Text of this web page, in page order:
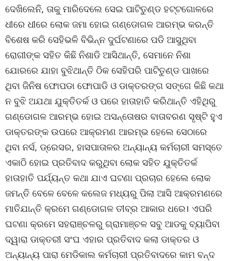
ଦେଖିଲେନି, ତାକୁ ମାରିଦେଲେ ସେଇ ପାଟିତୁଣ୍ଡ ହଟ୍ଟଗୋଳରେ
ଧୀରେ ଧୀରେ ଲୋକ ଜମା ହୋଇ ଗଣ୍ଡୋଗଳ ଆରମ୍ଭ କରନ୍ତି
ବିଶେଷ କରି ସେହିଭଳି ବିଭିନ୍ନ ଦୁର୍ଘଟଣାରେ ପଡି ଆସୁଥିବା
ରୋଗୀଙ୍କ ସହିତ କିଛି ନିଶାଡି ଆସିଥାନ୍ତି, ସେମାନେ ନିଶା
ଯୋରରେ ଯାହା ବୁଝିଥାନ୍ତି ଠିକ ସେହିପରି ପାଟିତୁଣ୍ଡ ପାଖରେ
ଥିବା ଜିନିଷ ଫୋପଡା ଫୋପାଡି ଓ ଡାକ୍ତରଙ୍ଗ ସଙ୍ଗେ କିଛି କଥା
ନ ବୁଝି ଅଯଥା ଯୁକ୍ତିତର୍କ ଓ ପରେ ହାତାହାତି କରିଥାନ୍ତି ଏହିଥିରୁ
ଗଣ୍ଡୋଗଳ ଆରମ୍ଭ ହୋଇ ଅସନ୍ତୋଷର ବାତାବରଣ ସୃଷ୍ଟି ହୁଏ
ଡାକ୍ତରଙ୍କ ଉପରେ ଆକ୍ରମଣ ଆରମ୍ଭ ହେଲେ ସେଠାରେ
ଥିବା ନର୍ସ, ଡ୍ରେସର, ହାସପାତାଳର ଅନ୍ୟାନ୍ୟ କର୍ମଚାରୀ ସମସ୍ତେ
ଏକାଠି ହୋଇ ପ୍ରତିବାଦ କରୁଥିବା ଲୋକ ସହିତ ଯୁକ୍ତିତର୍କ
ହାତାହାତି ପର୍ଯ୍ୟନ୍ତ କଥା ଯାଏ ଘଟଣା ପ୍ରଚାର ହେଲେ ଲୋକ
ଜମନ୍ତି ବେଳେ ବେଳେ କଲେଜ ମଧ୍ୟରୁ ପିଲା ଆସି ଆକ୍ରମଣରେ
ମାତିଯାନ୍ତି କ୍ରମେ ଗଣ୍ଡୋଗଳ ତୀବ୍ର ଆକାର ଧରେ। ଏପରି
ଘଟଣା କ୍ରମେ ସହରାଞ୍ଚଳରୁ ଗ୍ରାମାଞ୍ଚଳ ସବୁ ଆଡକୁ ବ୍ୟାପିବା
ଦ୍ୱାରା ଡାକ୍ତରୀ ସଂଘ ଏହାର ପ୍ରତିବାଦ କଲା ଡାକ୍ତର ଓ
ଅନ୍ୟାନ୍ୟ ପାରା ମେଡିକାଲ କର୍ମଚାରୀ ପ୍ରତିବାଦରେ କାମ ବନ୍ଦ